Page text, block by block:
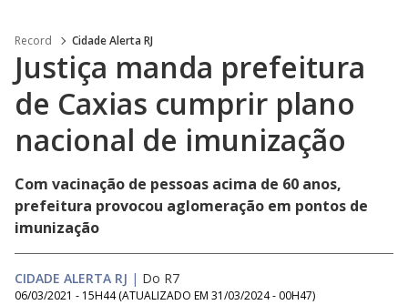
Record Cidade Alerta RJ
Justiça manda prefeitura
de Caxias cumprir plano
nacional de imunização
Com vacinação de pessoas acima de 60 anos,
prefeitura provocou aglomeração em pontos de
imunização
CIDADE ALERTA RJ | Do R7
06/03/2021 - 15H44 (ATUALIZADO EM 31/03/2024 - 00H47)